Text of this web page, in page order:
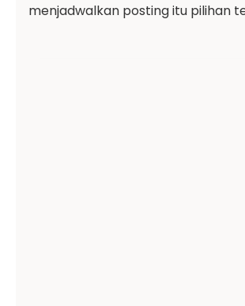
menjadwalkan posting itu pilihan